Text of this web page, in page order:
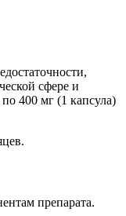
сфере и
400 мг (1 капсула)
препарата.